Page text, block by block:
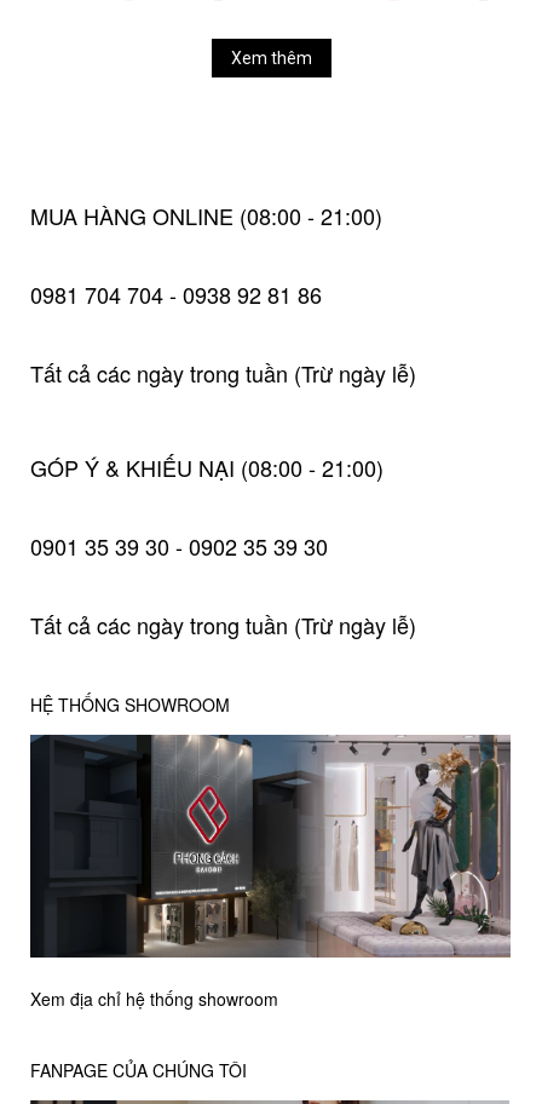
Xem thêm
MUA HÀNG ONLINE (08:00 - 21:00)
0981 704 704 - 0938 92 81 86
Tất cả các ngày trong tuần (Trừ ngày lễ)
GÓP Ý & KHIẾU NẠI (08:00 - 21:00)
0901 35 39 30 - 0902 35 39 30
Tất cả các ngày trong tuần (Trừ ngày lễ)
Xem địa chỉ hệ thống showroom
HỆ THỐNG SHOWROOM
FANPAGE CỦA CHÚNG TÔI